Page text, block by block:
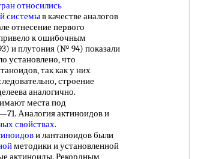
относились
системыв качестве аналогов
отнесение первого
к ошибочным
и плутония (№ 94) показали
установлено, что
так как у них
строение
аналогично.
места под
Аналогия актиноидов и
свойствах.
и лантаноидов были
методики и установленной
актиноиды. Рекордным